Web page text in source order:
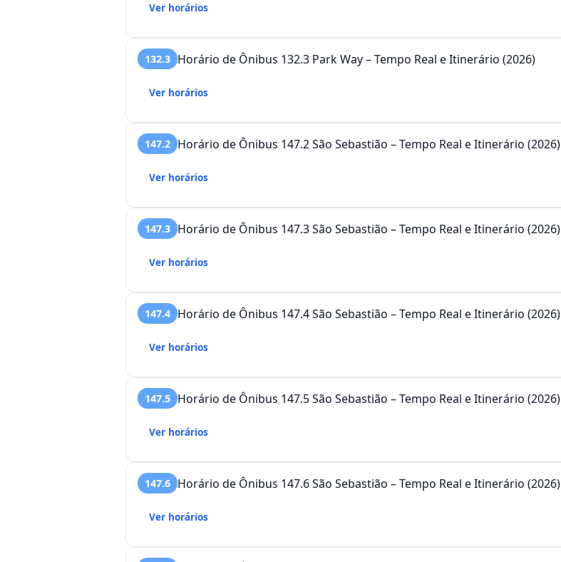
Ver horários
132.3 Horário de Ônibus 132.3 Park Way – Tempo Real e Itinerário (2026)
Ver horários
147.2 Horário de Ônibus 147.2 São Sebastião – Tempo Real e Itinerário (2026)
Ver horários
147.3 Horário de Ônibus 147.3 São Sebastião – Tempo Real e Itinerário (2026)
Ver horários
147.4 Horário de Ônibus 147.4 São Sebastião – Tempo Real e Itinerário (2026)
Ver horários
147.5 Horário de Ônibus 147.5 São Sebastião – Tempo Real e Itinerário (2026)
Ver horários
147.6 Horário de Ônibus 147.6 São Sebastião – Tempo Real e Itinerário (2026)
Ver horários